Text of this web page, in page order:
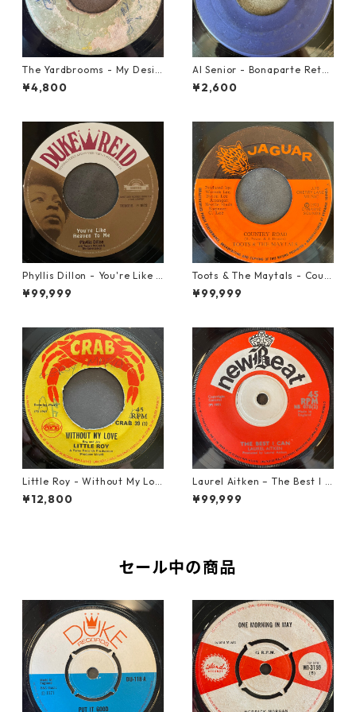
The Yardbrooms - My Desir
e【7-21922】
¥4,800
Al Senior - Bonaparte Retre
at【7-21861】
¥2,600
Phyllis Dillon - You're Like H
eaven To Me【7-21913】
¥99,999
Toots & The Maytals - Coun
try Road【7-21951】
¥99,999
Little Roy - Without My Lov
e【7-21990】
¥12,800
Laurel Aitken ‎– The Best I C
an【7-22012】
¥99,999
セール中の商品